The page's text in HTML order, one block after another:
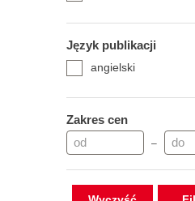
Język publikacji
angielski
Zakres cen
–